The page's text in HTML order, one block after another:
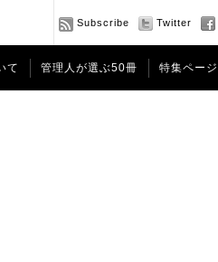
Subscribe Twitter
て 管理人が選ぶ50冊 特集ページ